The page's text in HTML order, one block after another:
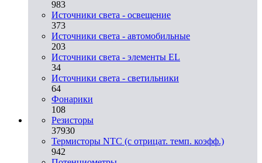
983
Источники света - освещение
373
Источники света - автомобильные
203
Источники света - элементы EL
34
Источники света - светильники
64
Фонарики
108
Резисторы
37930
Термисторы NTC (с отрицат. темп. коэфф.)
942